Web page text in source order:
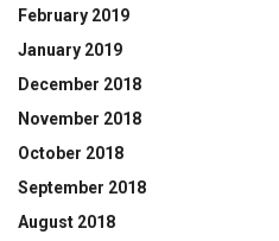
February 2019
January 2019
December 2018
November 2018
October 2018
September 2018
August 2018